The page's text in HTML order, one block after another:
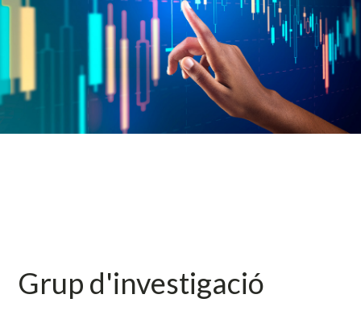
Grup d'investigació